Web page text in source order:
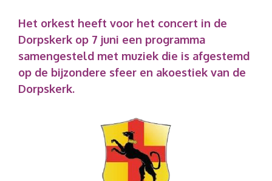
Het orkest heeft voor het concert in de
Dorpskerk op 7 juni een programma
samengesteld met muziek die is afgestemd
op de bijzondere sfeer en akoestiek van de
Dorpskerk.